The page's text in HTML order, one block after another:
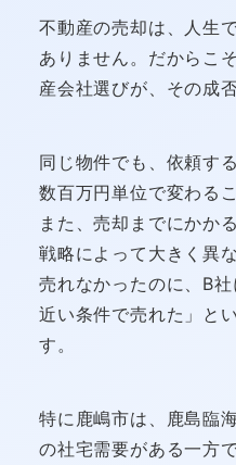
不動産の売却は、人生
ありません。だからこ
産会社選びが、その成
同じ物件でも、依頼す
数百万円単位で変わる
また、売却までにかか
戦略によって大きく異
売れなかったのに、B
近い条件で売れた」と
す。
特に鹿嶋市は、鹿島臨
の社宅需要がある一方